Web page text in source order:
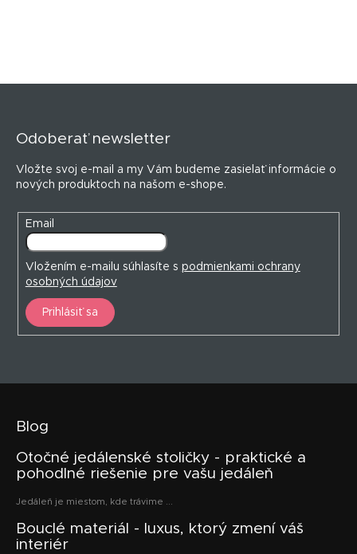
Odoberať newsletter
Vložte svoj e-mail a my Vám budeme zasielať informácie o
nových produktoch na našom e-shope.
Email
Vložením e-mailu súhlasíte s podmienkami ochrany
osobných údajov
Prihlásiť sa
Blog
Otočné jedálenské stoličky - praktické a
pohodlné riešenie pre vašu jedáleň
Jedáleň je miestom, kde trávime ...
Bouclé materiál - luxus, ktorý zmení váš
interiér